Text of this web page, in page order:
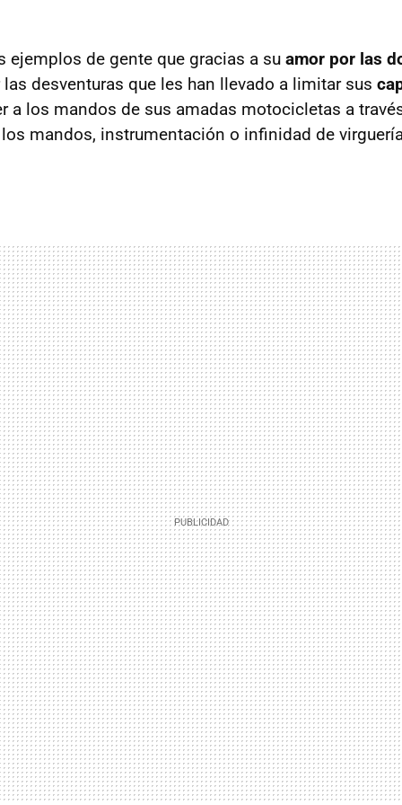
ejemplos de gente que gracias a su amor por las
desventuras que les han llevado a limitar sus
a los mandos de sus amadas motocicletas a
mandos, instrumentación o infinidad de